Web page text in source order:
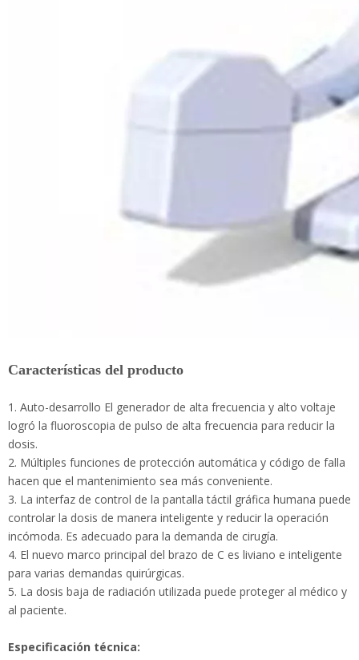
1. Auto-desarrollo El generador de alta frecuencia y alto
reducir la dosis.
2. Múltiples funciones de protección automática y código de
falla hacen que el mantenimiento sea más conveniente.
3. La interfaz de control de la pantalla táctil gráfica humana
puede controlar la dosis de manera inteligente y reducir la
operación incómoda. Es adecuado para la demanda de cirugía.
4. El nuevo marco principal del brazo de C es liviano e
inteligente para varias demandas quirúrgicas.
5. La dosis baja de radiación utilizada puede proteger al
médico y al paciente.
Especificación técnica: